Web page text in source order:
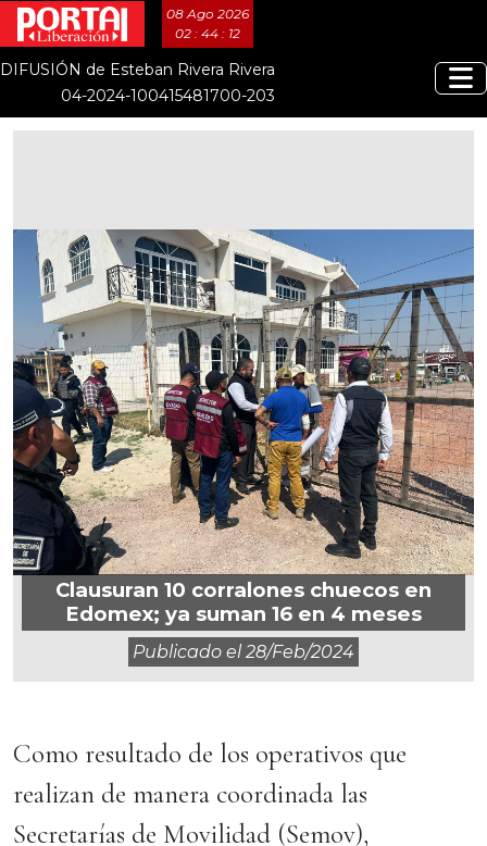
08 Ago 2026
02 : 44 : 13
DIFUSIÓN de Esteban Rivera Rivera
04-2024-100415481700-203
Clausuran 10 corralones chuecos en
Edomex; ya suman 16 en 4 meses
Publicado el28/feb/2024
Como resultado de los operativos que
realizan de manera coordinada las
Secretarías de Movilidad (Semov),